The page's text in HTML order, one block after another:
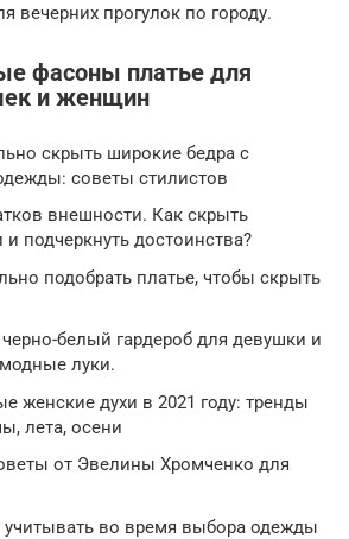
вечерних прогулок по городу.
фасоны платье для
и женщин
скрыть широкие бедра с
советы стилистов
внешности. Как скрыть
и подчеркнуть достоинства?
подобрать платье, чтобы скрыть
белый гардероб для девушки и
луки.
женские духи в 2021 году: тренды
лета, осени
от Эвелины Хромченко для
учитывать во время выбора одежды